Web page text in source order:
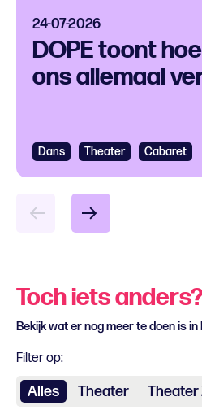
24-07-2026
DOPE toont
ons allemaal
Dans Theater Cabaret
Bekijken
Toch iets anders?
Bekijk wat er nog meer te doen is
Filter op:
Alles Theater Theater